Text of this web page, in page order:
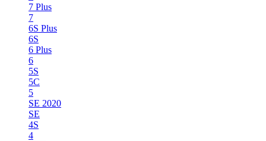
7 Plus
7
6S Plus
6S
6 Plus
6
5S
5C
5
SE 2020
SE
4S
4